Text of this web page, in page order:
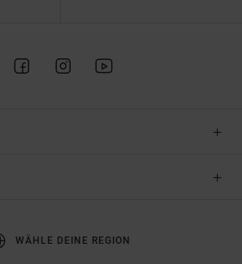
WÄHLE DEINE REGION